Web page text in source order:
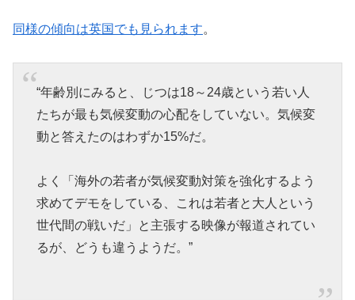
同様の傾向は英国でも見られます。
“年齢別にみると、じつは18～24歳という若い人
たちが最も気候変動の心配をしていない。気候変
動と答えたのはわずか15%だ。
よく「海外の若者が気候変動対策を強化するよう
求めてデモをしている、これは若者と大人という
世代間の戦いだ」と主張する映像が報道されてい
るが、どうも違うようだ。”